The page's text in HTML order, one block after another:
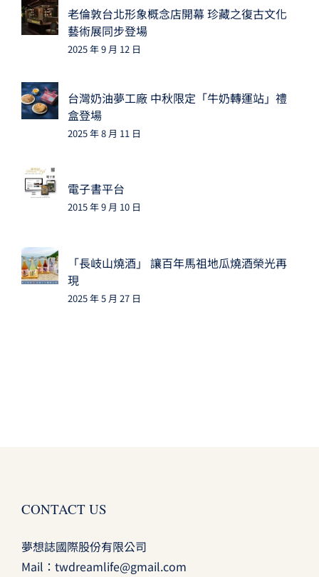
老倫敦台北形象概念店開幕 珍藏之復古文化
藝術展同步登場
2025 年 9 月 12 日
台灣奶油夢工廠 中秋限定「牛奶轉運站」禮
盒登場
2025 年 8 月 11 日
電子書平台
2015 年 9 月 10 日
「長岐山燒酒」 讓百年馬祖地瓜燒酒榮光再
現
2025 年 5 月 27 日
CONTACT US
夢想誌國際股份有限公司
Mail： twdreamlife@gmail.com